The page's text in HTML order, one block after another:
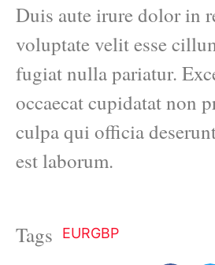
Duis aute irure dolor in
voluptate velit esse
fugiat nulla pariatur.
occaecat cupidatat non
culpa qui officia
est laborum.
Tags EURGBP